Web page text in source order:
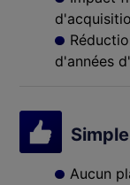
d'années
Simple
Aucun